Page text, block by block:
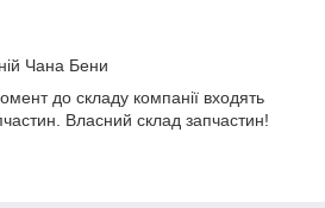
Чана Бени
до складу компанії входять
Власний склад запчастин!